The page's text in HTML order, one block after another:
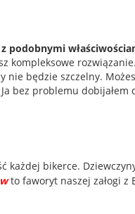
podobnymi
kompleksowe
nie będzie szczelny.
bez problemu dobijałem
każdej bikerce.
to faworyt naszej załogi z